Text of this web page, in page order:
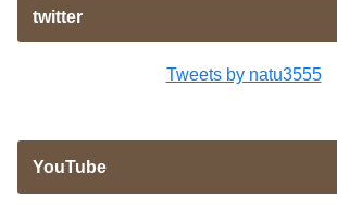
twitter
Tweets by natu3555
YouTube